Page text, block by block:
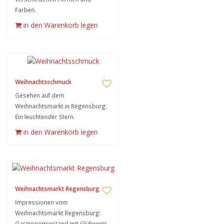
Farben.
in den Warenkorb legen
Weihnachtsschmuck
Gesehen auf dem
Weihnachtsmarkt in Regensburg:
Ein leuchtender Stern.
in den Warenkorb legen
Weihnachtsmarkt Regensburg
Impressionen vom
Weihnachtsmarkt Regensburg: